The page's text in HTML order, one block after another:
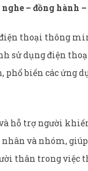
– đồng hành
thoại thông
sử dụng điện
biến các ứng
và hỗ trợ người
và nhóm,
thân trong việc